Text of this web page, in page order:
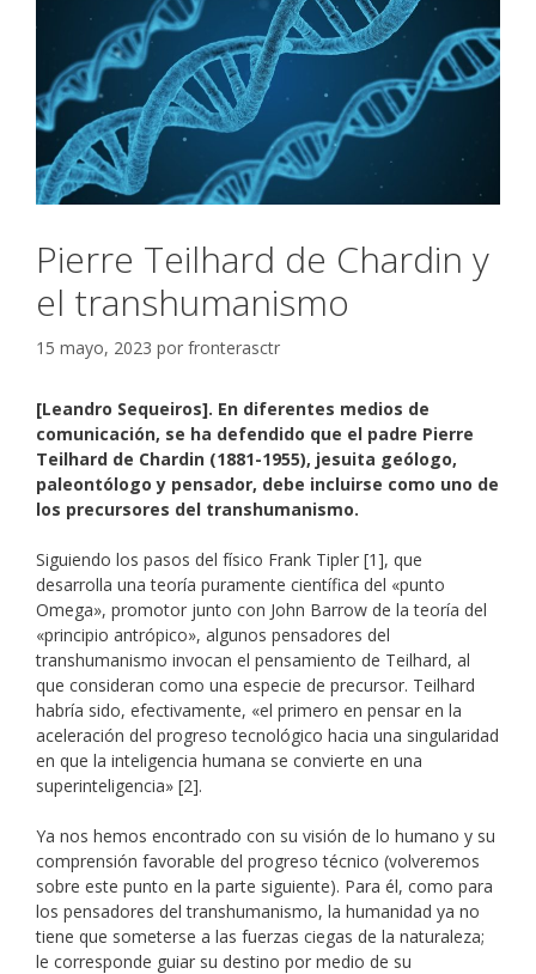
Pierre Teilhard de Chardin y
el transhumanismo
15 mayo, 2023 por fronterasctr
[Leandro Sequeiros]. En diferentes medios de
comunicación, se ha defendido que el padre Pierre
Teilhard de Chardin (1881-1955), jesuita geólogo,
paleontólogo y pensador, debe incluirse como uno de
los precursores del transhumanismo.
Siguiendo los pasos del físico Frank Tipler [1], que
desarrolla una teoría puramente científica del «punto
Omega», promotor junto con John Barrow de la teoría del
«principio antrópico», algunos pensadores del
transhumanismo invocan el pensamiento de Teilhard, al
que consideran como una especie de precursor. Teilhard
habría sido, efectivamente, «el primero en pensar en la
aceleración del progreso tecnológico hacia una singularidad
en que la inteligencia humana se convierte en una
superinteligencia» [2].
Ya nos hemos encontrado con su visión de lo humano y su
comprensión favorable del progreso técnico (volveremos
sobre este punto en la parte siguiente). Para él, como para
los pensadores del transhumanismo, la humanidad ya no
tiene que someterse a las fuerzas ciegas de la naturaleza;
le corresponde guiar su destino por medio de su